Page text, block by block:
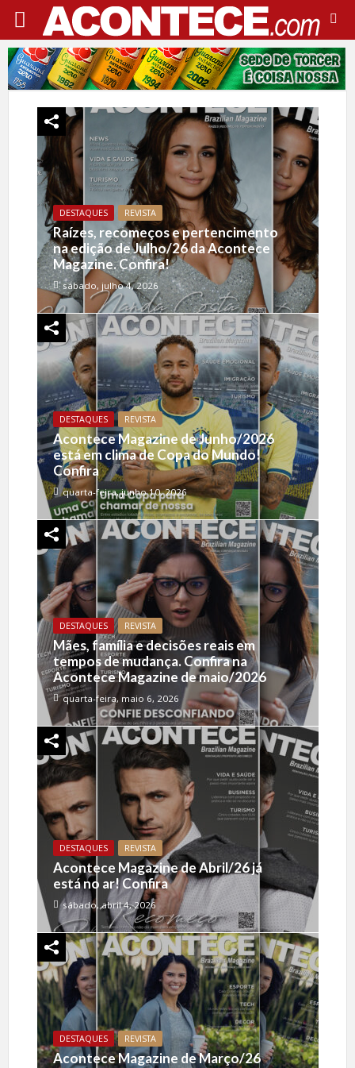
DESTAQUES REVISTA
Raízes, recomeços e pertencimento
na edição de Julho/26 da Acontece
Magazine. Confira!
sábado, julho 4, 2026
DESTAQUES REVISTA
Acontece Magazine de Junho/2026
está em clima de Copa do Mundo!
Confira
quarta-feira, junho 10, 2026
DESTAQUES REVISTA
Mães, família e decisões reais em
tempos de mudança. Confira na
Acontece Magazine de maio/2026
quarta-feira, maio 6, 2026
DESTAQUES REVISTA
Acontece Magazine de Abril/26 já
está no ar! Confira
sábado, abril 4, 2026
DESTAQUES REVISTA
Acontece Magazine de Março/26